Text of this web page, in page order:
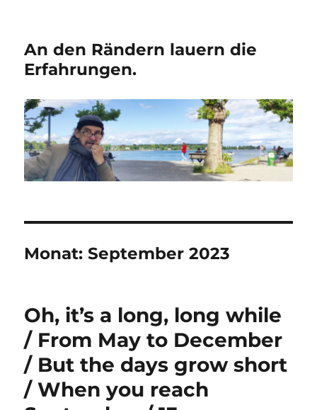
An den Rändern lauern die
Erfahrungen.
Monat:September 2023
Oh, it’s a long, long while
/ From May to December
/ But the days grow short
/ When you reach